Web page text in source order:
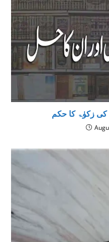
کی زکوٰۃ کا حکم